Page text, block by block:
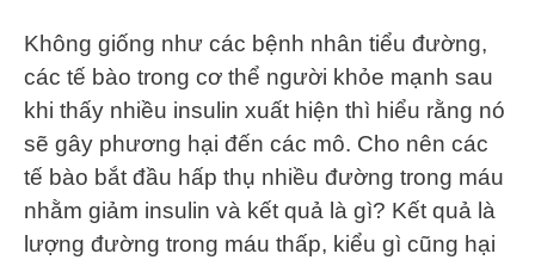
Không giống như các bệnh nhân tiểu đường,
các tế bào trong cơ thể người khỏe mạnh sau
khi thấy nhiều insulin xuất hiện thì hiểu rằng nó
sẽ gây phương hại đến các mô. Cho nên các
tế bào bắt đầu hấp thụ nhiều đường trong máu
nhằm giảm insulin và kết quả là gì? Kết quả là
lượng đường trong máu thấp, kiểu gì cũng hại